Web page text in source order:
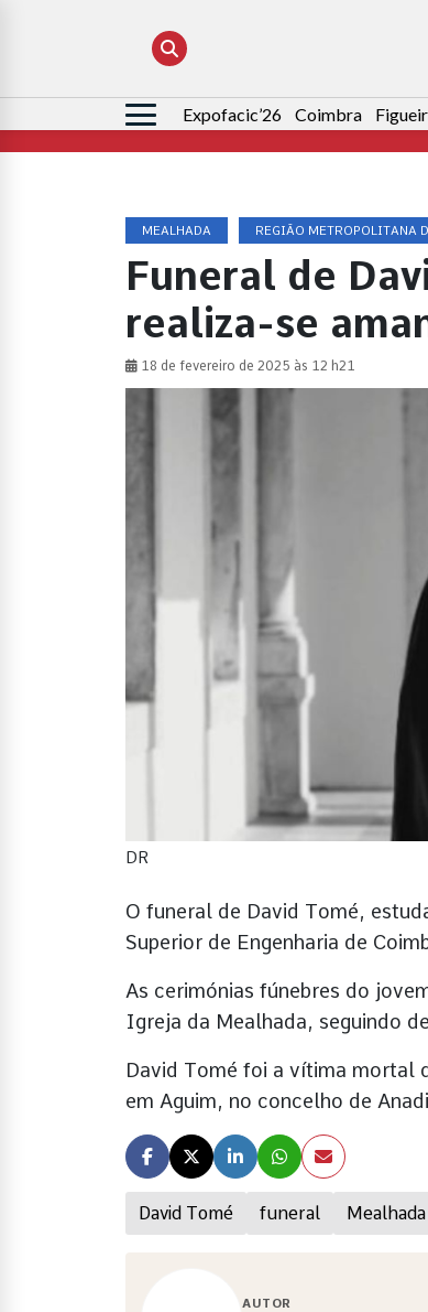
Pesquisar
por:
Expofacic’26 Coimbra
MEALHADA REGIÃO METROPOLITANA
Funeral de
realiza-se
18 de fevereiro de 2025 às 12 h21
DR
David Tomé funeral Mealhada
AUTOR
O funeral de David Tomé,
Superior de Engenharia de
As cerimónias fúnebres do
Igreja da Mealhada, seguindo
David Tomé foi a vítima mortal
em Aguim, no concelho de